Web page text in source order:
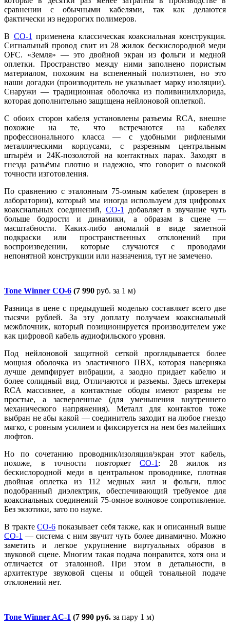
сравнении с обычными кабелями, так как делаются
фактически из недорогих полимеров.
В CO-1 применена классическая коаксиальная конструкция.
Сигнальный провод свит из 28 жилок бескислородной меди
OFC. «Земля» — это двойной экран из фольги и медной
оплетки. Пространство между ними заполнено пористым
материалом, похожим на вспененный полиэтилен, но это
наши догадки (производитель не указывает марку изоляции).
Снаружи — традиционная оболочка из поливинилхлорида,
которая дополнительно защищена нейлоновой оплеткой.
С обоих сторон кабеля установлены разъемы RCA, внешне
похожие на те, что встречаются на кабелях
профессионального класса — с удобными рифлеными
металлическими корпусами, с разрезным центральным
штырём и 24К-позолотой на контактных парах. Заходят в
гнезда разъёмы плотно и надежно, что говорит о высокой
точности изготовления.
По сравнению с эталонным 75-омным кабелем (проверен в
лаборатории), который мы иногда используем для цифровых
коаксиальных соединений, CO-1
добавляет в звучание чуть
больше бодрости и динамики, а образам в сцене —
масштабности. Каких-либо аномалий в виде заметной
подкраски или пространственных отклонений при
воспроизведении, которые случаются с проводами
непонятной конструкции или назначения, тут не замечено.
Tone Winner CO-6 (7 990 руб. за 1 м)
Разница в цене с предыдущей моделью составляет всего две
тысячи рублей. За эту доплату получаем коаксиальный
межблочник, который позиционируется производителем уже
как цифровой кабель аудиофильского уровня.
Под нейлоновой защитной сеткой проглядывается более
мощная оболочка из эластичного ПВХ, которая наверняка
лучше демпфирует вибрации, а заодно придает кабелю и
более солидный вид. Отличаются и разъемы. Здесь штекеры
RCA массивнее, а контактные ободы имеют разрезы не
простые, а засверленные (для уменьшения внутреннего
механического напряжения). Металл для контактов тоже
выбран не абы какой — соединитель заходит на любое гнездо
мягко, с ровным усилием и фиксируется на нем без малейших
люфтов.
Но по сочетанию проводник/изоляция/экран этот кабель,
похоже, в точности повторяетCO-1 : 28 жилок из
бескислородной меди в центральном проводнике, плотная
двойная оплетка из 112 медных жил и фольги, плюс
подобранный диэлектрик, обеспечивающий требуемое для
коаксиальных соединений 75-омное волновое сопротивление.
Без экзотики, зато по науке.
В трактеCO-6 показывает себя также, как и описанный выше
CO-1 — система с ним звучит чуть более динамично. Можно
заметить и легкое укрупнение виртуальных образов в
звуковой сцене. Многим такая подача понравится, хотя она и
отличается от эталонной. При этом в детальности, в
архитектуре звуковой сцены и общей тональной подаче
отклонений нет.
Tone Winner AC-1 (7 990 руб. за пару 1 м)